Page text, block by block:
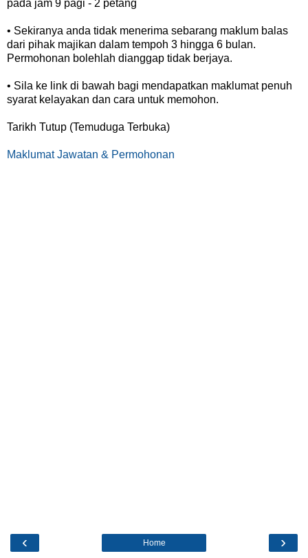
pada jam 9 pagi - 2 petang
• Sekiranya anda tidak menerima sebarang maklum balas
dari pihak majikan dalam tempoh 3 hingga 6 bulan.
Permohonan bolehlah dianggap tidak berjaya.
• Sila ke link di bawah bagi mendapatkan maklumat penuh
syarat kelayakan dan cara untuk memohon.
Tarikh Tutup (Temuduga Terbuka)
Maklumat Jawatan & Permohonan
‹ ›
Home